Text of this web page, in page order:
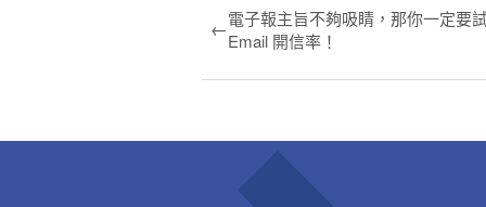
←電子報主旨不夠吸睛，那你一定要
Email 開信率！